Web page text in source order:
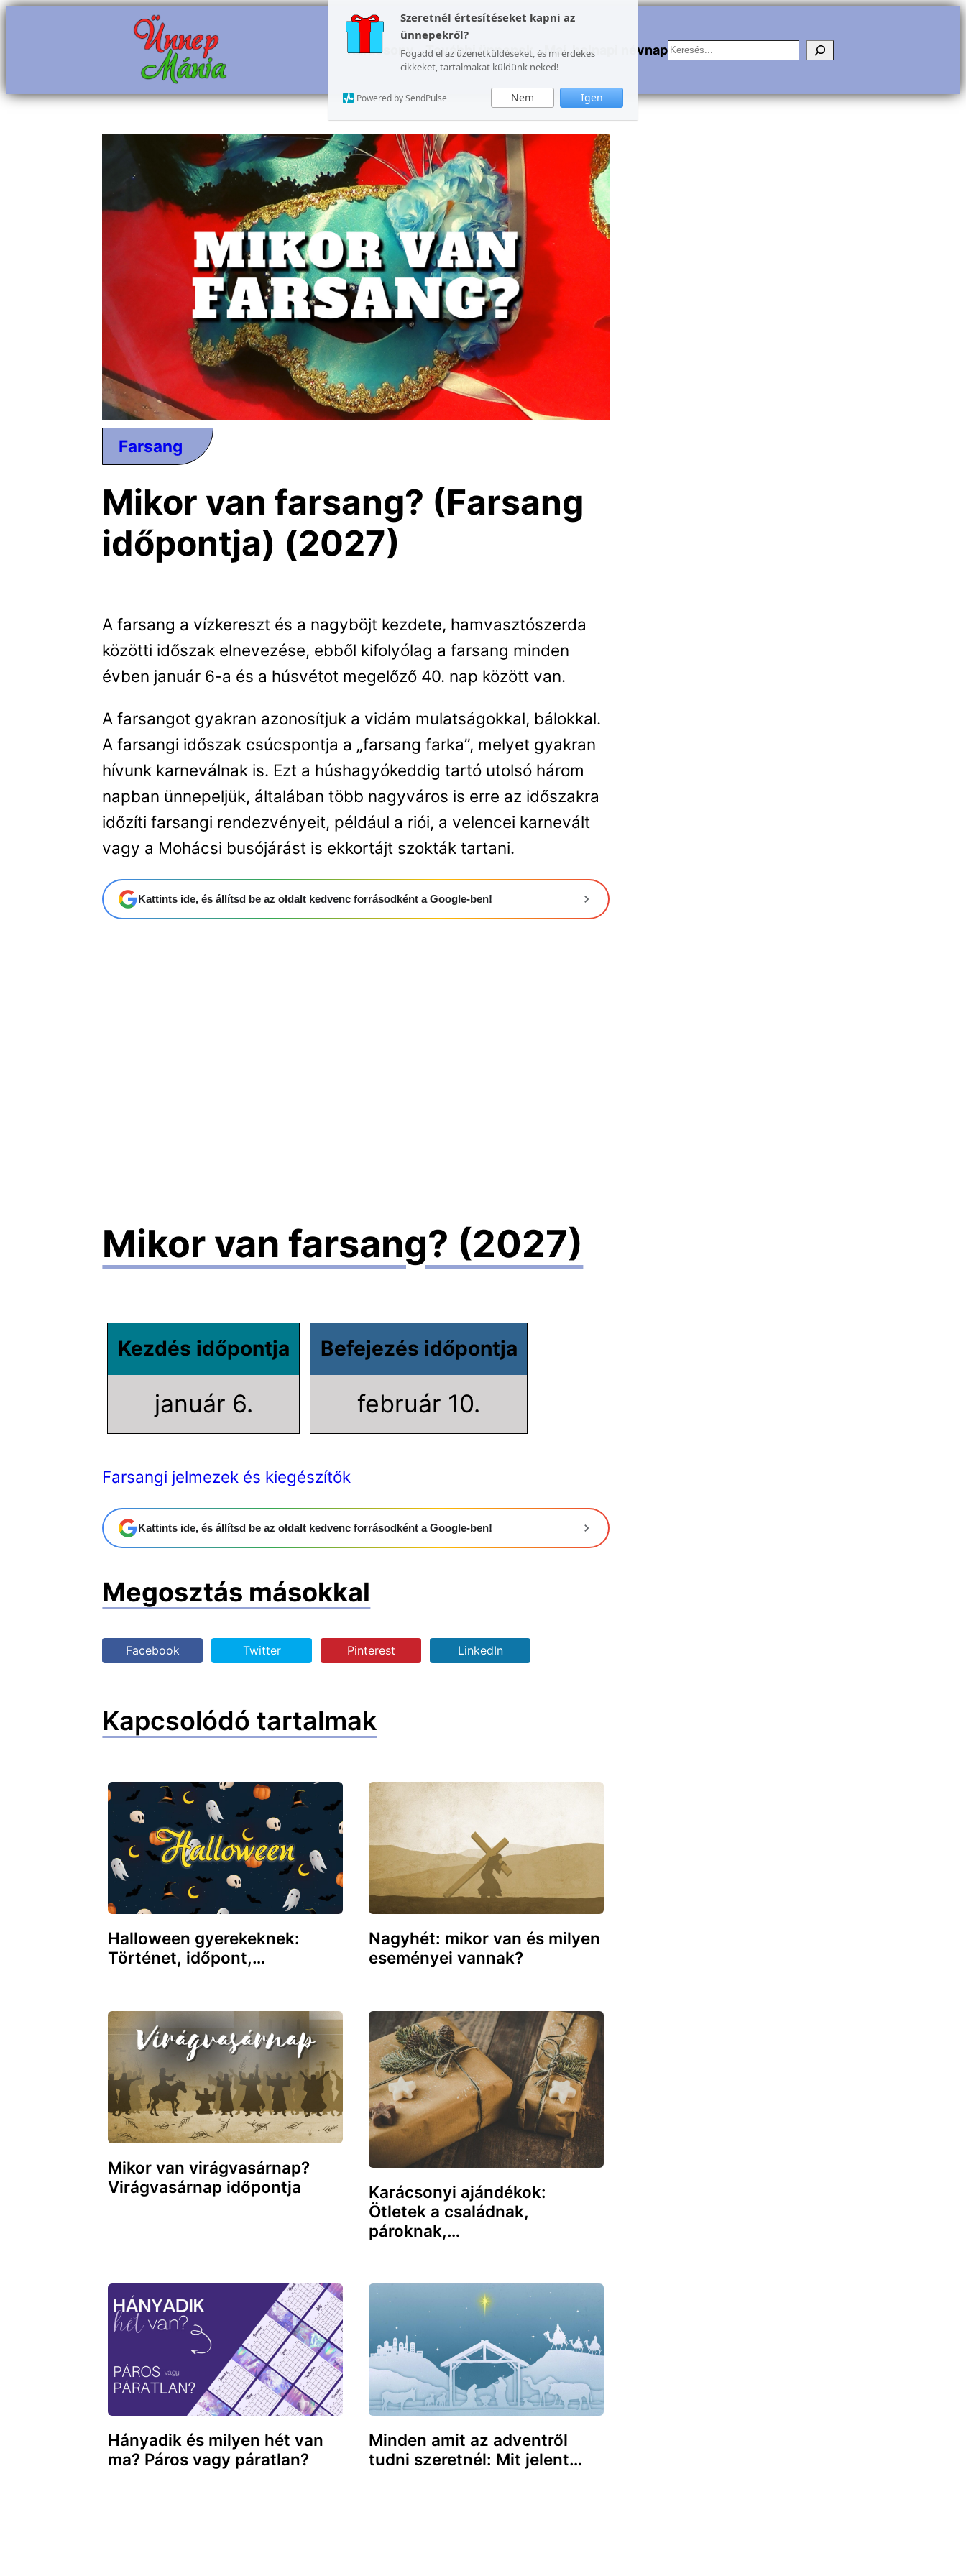
Szeretnél értesítéseket kapni az
ünnepekről?
Fogadd el az üzenetküldéseket, és mi érdekes
cikkeket, tartalmakat küldünk neked!
Nem Igen
Powered by SendPulse
Ugrás
Karácsony További ünnepek Mai, holnapi névnapKeresés
Farsang
Mikor van farsang? (Farsang
időpontja) (2027)
A farsang a vízkereszt és a nagyböjt kezdete, hamvasztószerda
közötti időszak elnevezése, ebből kifolyólag a farsang minden
évben január 6-a és a húsvétot megelőző 40. nap között van.
A farsangot gyakran azonosítjuk a vidám mulatságokkal, bálokkal.
A farsangi időszak csúcspontja a „farsang farka”, melyet gyakran
hívunk karneválnak is. Ezt a húshagyókeddig tartó utolsó három
napban ünnepeljük, általában több nagyváros is erre az időszakra
időzíti farsangi rendezvényeit, például a riói, a velencei karnevált
vagy a Mohácsi busójárást is ekkortájt szokták tartani.
Kattints ide, és állítsd be az oldalt kedvenc forrásodként a Google-ben!
Mikor van farsang? (2027)
Kezdés időpontja
január 6.
Befejezés időpontja
február 10.
Farsangi jelmezek és kiegészítők
Kattints ide, és állítsd be az oldalt kedvenc forrásodként a Google-ben!
Megosztás másokkal
Facebook Twitter Pinterest LinkedIn
Kapcsolódó tartalmak
Halloween gyerekeknek:
Történet, időpont,…
Nagyhét: mikor van és milyen
eseményei vannak?
Mikor van virágvasárnap?
Virágvasárnap időpontja
Karácsonyi ajándékok:
Ötletek a családnak,
pároknak,…
Hányadik és milyen hét van
ma? Páros vagy páratlan?
Minden amit az adventről
tudni szeretnél: Mit jelent…